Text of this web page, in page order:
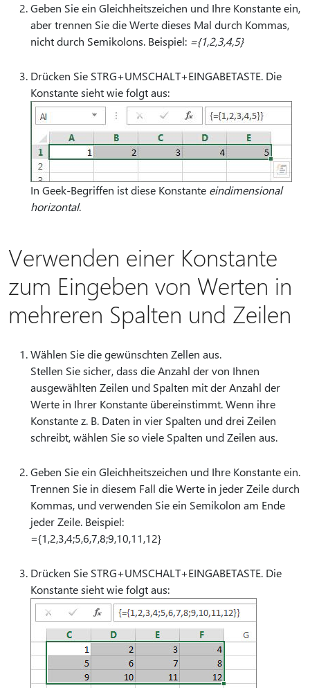
Geben Sie ein Gleichheitszeichen und Ihre Konstante ein,
aber trennen Sie die Werte dieses Mal durch Kommas,
nicht durch Semikolons. Beispiel: ={1,2,3,4,5}
Drücken Sie STRG+UMSCHALT+EINGABETASTE. Die
Konstante sieht wie folgt aus:
In Geek-Begriffen ist diese Konstante eindimensional
horizontal.
Verwenden einer Konstante
zum Eingeben von Werten in
mehreren Spalten und Zeilen
Wählen Sie die gewünschten Zellen aus.
Stellen Sie sicher, dass die Anzahl der von Ihnen
ausgewählten Zeilen und Spalten mit der Anzahl der
Werte in Ihrer Konstante übereinstimmt. Wenn ihre
Konstante z. B. Daten in vier Spalten und drei Zeilen
schreibt, wählen Sie so viele Spalten und Zeilen aus.
Geben Sie ein Gleichheitszeichen und Ihre Konstante ein.
Trennen Sie in diesem Fall die Werte in jeder Zeile durch
Kommas, und verwenden Sie ein Semikolon am Ende
jeder Zeile. Beispiel:
={1,2,3,4;5,6,7,8;9,10,11,12}
Drücken Sie STRG+UMSCHALT+EINGABETASTE. Die
Konstante sieht wie folgt aus: